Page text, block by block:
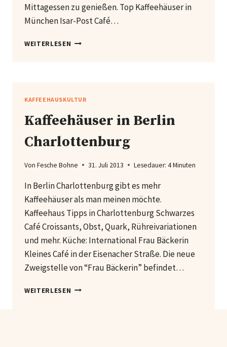
Mittagessen zu genießen. Top Kaffeehäuser in
München Isar-Post Café…
WEITERLESEN TOP
KAFFEEHAUSKULTUR
Kaffeehäuser in Berlin
Charlottenburg
Von Fesche Bohne 31. Juli 2013 Lesedauer: 4Minuten
In Berlin Charlottenburg gibt es mehr
Kaffeehäuser als man meinen möchte.
Kaffeehaus Tipps in Charlottenburg Schwarzes
Café Croissants, Obst, Quark, Rühreivariationen
und mehr. Küche: International Frau Bäckerin
Kleines Café in der Eisenacher Straße. Die neue
Zweigstelle von “Frau Bäckerin” befindet…
WEITERLESEN KAFFEEHÄUSER